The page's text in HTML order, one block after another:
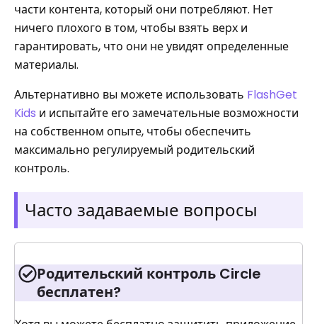
части контента, который они потребляют. Нет
ничего плохого в том, чтобы взять верх и
гарантировать, что они не увидят определенные
материалы.
Альтернативно вы можете использовать FlashGet
Kids и испытайте его замечательные возможности
на собственном опыте, чтобы обеспечить
максимально регулируемый родительский
контроль.
Часто задаваемые вопросы
Родительский контроль Circle
бесплатен?